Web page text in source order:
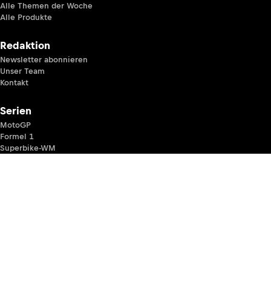
Alle Themen der Woche
Alle Produkte
Redaktion
Newsletter abonnieren
Unser Team
Kontakt
Serien
MotoGP
Formel 1
Superbike-WM